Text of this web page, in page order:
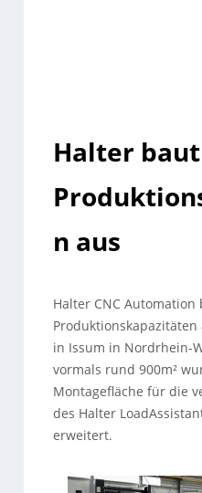
Halter baut
n aus
Halter CNC Automation
in Issum in Nordrhein-
vormals rund 900m²
Montagefläche für die
des Halter
erweitert.